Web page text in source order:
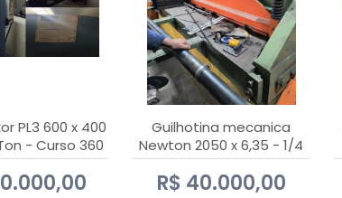
PL3 600 x 400
- Curso 360
mm
Guilhotina mecanica
Newton 2050 x 6,35 - 1/4
R$ 40.000,00